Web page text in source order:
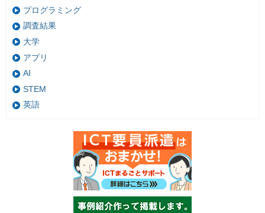
プログラミング
調査結果
大学
アプリ
AI
STEM
英語